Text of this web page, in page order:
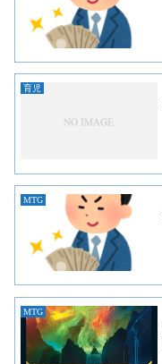
育児
MTG
MTG